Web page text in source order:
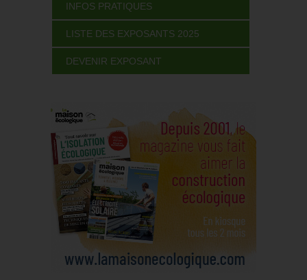
INFOS PRATIQUES
LISTE DES EXPOSANTS 2025
DEVENIR EXPOSANT